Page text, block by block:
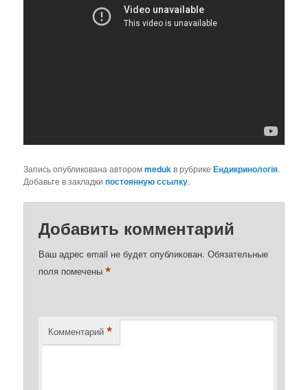
Запись опубликована авторомmedukв рубрикеЕндикринологія.
Добавьте в закладкипостоянную ссылку.
Добавить комментарий
Ваш адрес email не будет опубликован. Обязательные
поля помечены*
Комментарий *